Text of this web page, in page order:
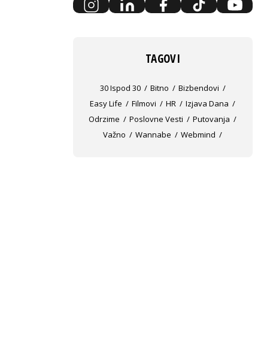
TAGOVI
30 Ispod 30 Bitno
Bizbendovi
Easy Life
Filmovi HR
Izjava Dana
Odrzime
Poslovne Vesti
Putovanja
Važno
Wannabe Webmind